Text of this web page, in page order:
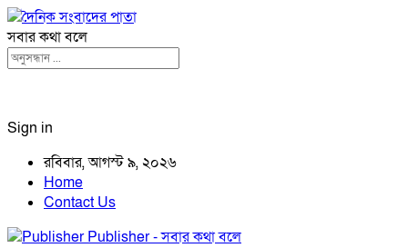
সবার কথা বলে
Sign in
রবিবার, আগস্ট ৯, ২০২৬
Home
Contact Us
Publisher - সবার কথা বলে